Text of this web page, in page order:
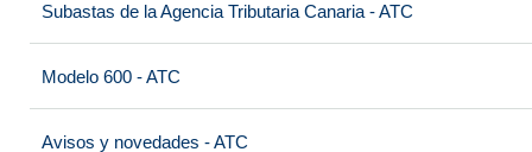
Subastas de la Agencia Tributaria Canaria - ATC
Modelo 600 - ATC
Avisos y novedades - ATC